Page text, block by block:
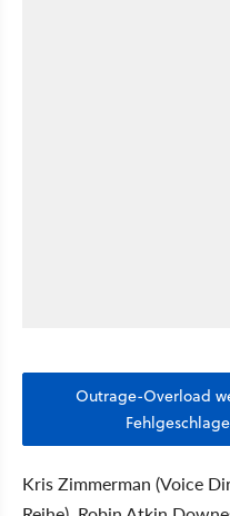
Outrage-Overload
Kris Zimmerman (Voice